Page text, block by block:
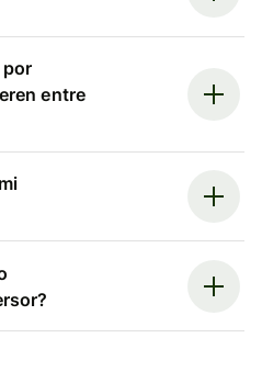
por
entre